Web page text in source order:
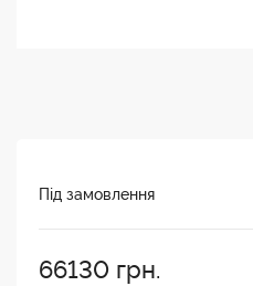
Під замовлення
66130 грн.